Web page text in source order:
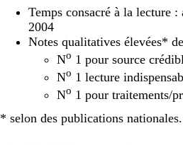
Temps consacré à la lecture
2004
Notes qualitatives élevées*
No 1 pour source
No 1 lecture
No 1 pour traitements/
* selon des publications